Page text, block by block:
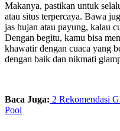
Makanya, pastikan untuk
atau situs terpercaya. Bawa
jas hujan atau payung, kalau
Dengan begitu, kamu bisa
khawatir dengan cuaca yang
dengan baik dan nikmati
Baca Juga: 2 Rekomendasi
Pool